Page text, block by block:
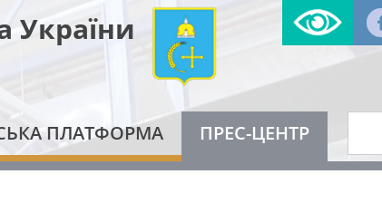
України
ПЛАТФОРМА ПРЕС-ЦЕНТР